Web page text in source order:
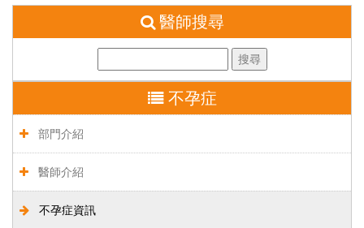
醫師搜尋
不孕症
部門介紹
醫師介紹
不孕症資訊